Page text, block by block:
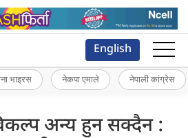
English
भाइरस नेकपा एमाले नेपाली कांग्रेस
अन्य हुन सक्दैन :